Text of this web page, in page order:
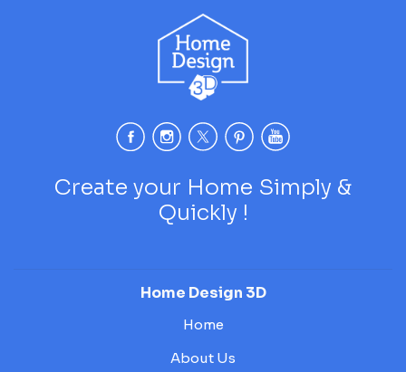
Create your Home Simply &
Quickly !
Home Design 3D
Home
About Us